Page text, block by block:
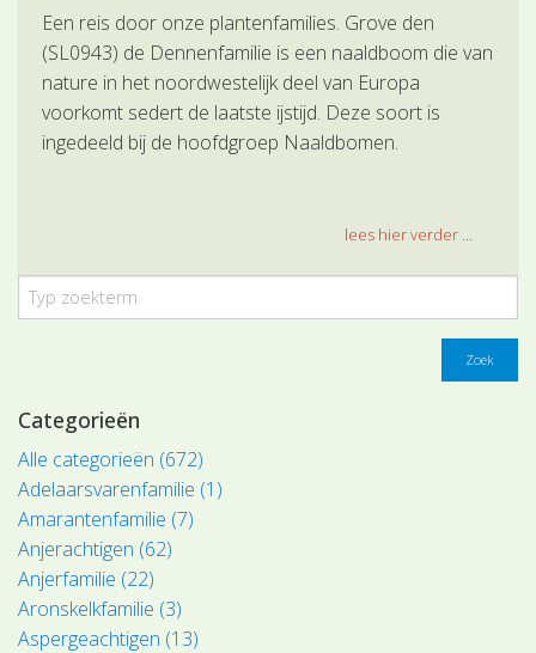
Een reis door onze plantenfamilies. Grove den
(SL0943) de Dennenfamilie is een naaldboom die van
nature in het noordwestelijk deel van Europa
voorkomt sedert de laatste ijstijd. Deze soort is
ingedeeld bij de hoofdgroep Naaldbomen.
lees hier verder ...
Zoek
Categorieën
Alle categorieën (672)
Adelaarsvarenfamilie (1)
Amarantenfamilie (7)
Anjerachtigen (62)
Anjerfamilie (22)
Aronskelkfamilie (3)
Aspergeachtigen (13)